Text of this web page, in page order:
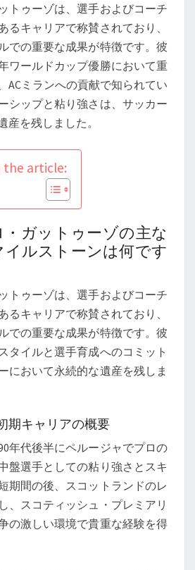
ー
ゾ：
ワ
ー
ル
ド
カ
ッ
プ
勝、
ク
ラ
業
績、
リ
ー
ダ
ッ
プ
トゥーゾは、選手およびコーチ
るキャリアで称賛されており、
での重要な成果が特徴です。彼
ワールドカップ優勝において重
ACミランへの貢献で知られてい
シップと粘り強さは、サッカー
産を残しました。
the article:
ガットゥーゾの主な
ルストーンは何です
トゥーゾは、選手およびコーチ
るキャリアで称賛されており、
での重要な成果が特徴です。彼
タイルと選手育成へのコミット
において永続的な遺産を残しま
期キャリアの概要
年代後半にペルージャでプロの
盤選手としての粘り強さとスキ
期間の後、スコットランドのレ
、スコティッシュ・プレミアリ
の激しい環境で貴重な経験を得